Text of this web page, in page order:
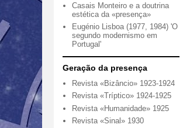
Casais Monteiro e a doutrina
estética da «presença»
Eugénio Lisboa (1977, 1984) 'O
segundo modernismo em
Portugal'
Geração da presença
Revista «Bizâncio» 1923-1924
Revista «Tríptico» 1924-1925
Revista «Humanidade» 1925
Revista «Sinal» 1930